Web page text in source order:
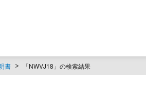
書 「NWVJ18」の検索結果